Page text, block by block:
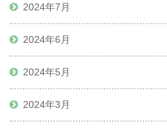
2024年7月
2024年6月
2024年5月
2024年3月